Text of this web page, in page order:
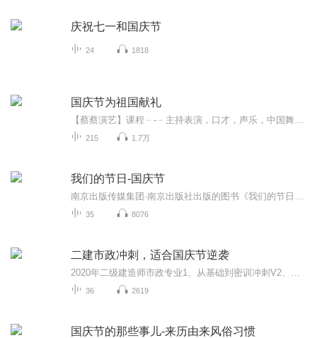
庆祝七一和国庆节
24 1818
国庆节为祖国献礼
215 1.7万
我们的节日-国庆节
35 8076
二建市政冲刺，适合国庆节逆袭
36 2619
国庆节的那些事儿-来历由来风俗习惯